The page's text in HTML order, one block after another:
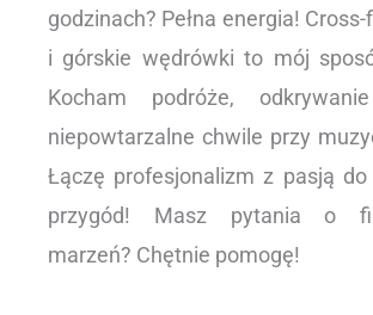
godzinach? Pełna energia!
i górskie wędrówki to mój
Kocham podróże,
niepowtarzalne chwile przy
Łączę profesjonalizm z pasją do
przygód! Masz pytania o
marzeń? Chętnie pomogę!